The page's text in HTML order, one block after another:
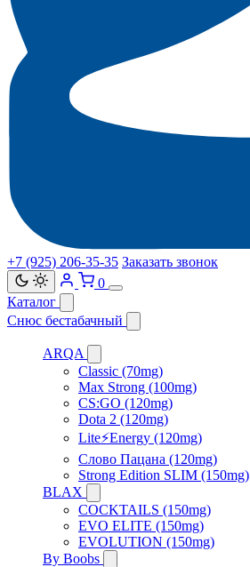
+7 (925) 206‑35‑35 Заказать звонок
0
Каталог
Снюс бестабачный
ARQA
Classic (70mg)
Max Strong (100mg)
CS:GO (120mg)
Dota 2 (120mg)
Lite⚡Energy (120mg)
Слово Пацана (120mg)
Strong Edition SLIM (150mg)
BLAX
COCKTAILS (150mg)
EVO ELITE (150mg)
EVOLUTION (150mg)
By Boobs